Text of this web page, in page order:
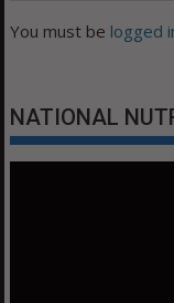
You must be logged
NATIONAL